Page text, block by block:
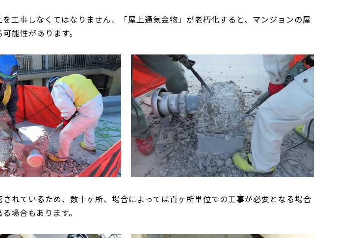
工事しなくてはなりません。「屋上通気金物」が老朽化すると、マンジョンの屋
能性があります。
れているため、数十ヶ所、場合によっては百ヶ所単位での工事が必要となる場合
場合もあります。